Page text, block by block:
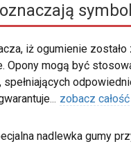
iż ogumienie
Opony mogą być
spełniających
... zobacz całość
nadlewka gumy